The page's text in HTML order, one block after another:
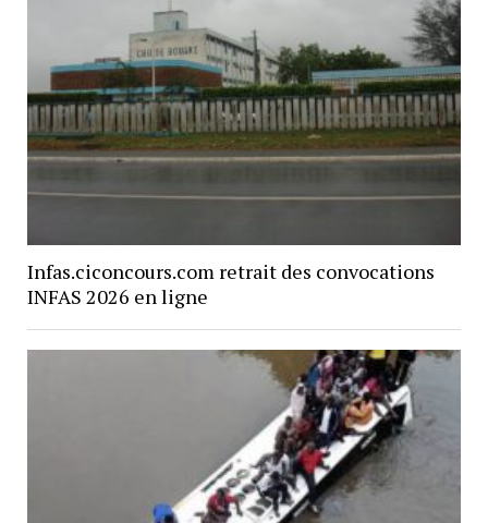
Infas.ciconcours.com retrait des convocations
INFAS 2026 en ligne